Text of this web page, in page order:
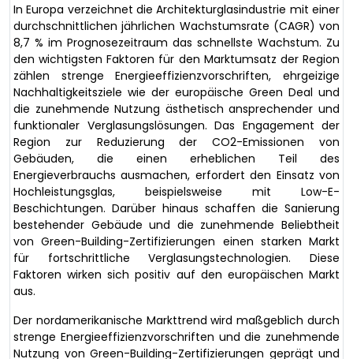
In Europa verzeichnet die Architekturglasindustrie mit einer
durchschnittlichen jährlichen Wachstumsrate (CAGR) von
8,7 % im Prognosezeitraum das schnellste Wachstum. Zu
den wichtigsten Faktoren für den Marktumsatz der Region
zählen strenge Energieeffizienzvorschriften, ehrgeizige
Nachhaltigkeitsziele wie der europäische Green Deal und
die zunehmende Nutzung ästhetisch ansprechender und
funktionaler Verglasungslösungen. Das Engagement der
Region zur Reduzierung der CO2-Emissionen von
Gebäuden, die einen erheblichen Teil des
Energieverbrauchs ausmachen, erfordert den Einsatz von
Hochleistungsglas, beispielsweise mit Low-E-
Beschichtungen. Darüber hinaus schaffen die Sanierung
bestehender Gebäude und die zunehmende Beliebtheit
von Green-Building-Zertifizierungen einen starken Markt
für fortschrittliche Verglasungstechnologien. Diese
Faktoren wirken sich positiv auf den europäischen Markt
aus.
Der nordamerikanische Markttrend wird maßgeblich durch
strenge Energieeffizienzvorschriften und die zunehmende
Nutzung von Green-Building-Zertifizierungen geprägt und